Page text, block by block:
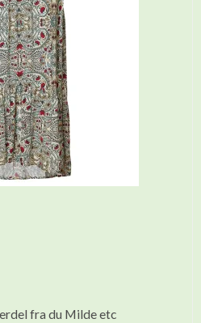
fra du Milde etc